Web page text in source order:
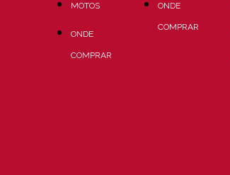
MOTOS
ONDE
COMPRAR
ONDE
COMPRAR